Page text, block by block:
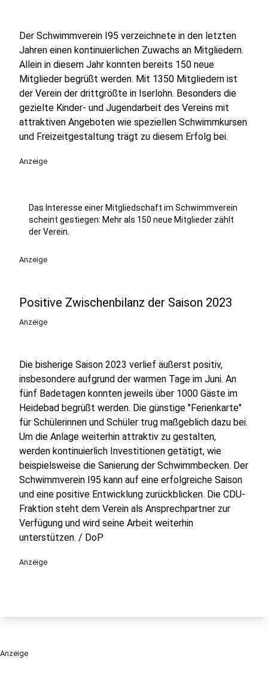
Der Schwimmverein I95 verzeichnete in den letzten
Jahren einen kontinuierlichen Zuwachs an Mitgliedern.
Allein in diesem Jahr konnten bereits 150 neue
Mitglieder begrüßt werden. Mit 1350 Mitgliedern ist
der Verein der drittgrößte in Iserlohn. Besonders die
gezielte Kinder- und Jugendarbeit des Vereins mit
attraktiven Angeboten wie speziellen Schwimmkursen
und Freizeitgestaltung trägt zu diesem Erfolg bei.
Anzeige
Das Interesse einer Mitgliedschaft im Schwimmverein
scheint gestiegen: Mehr als 150 neue Mitglieder zählt
der Verein.
Anzeige
Positive Zwischenbilanz der Saison 2023
Anzeige
Die bisherige Saison 2023 verlief äußerst positiv,
insbesondere aufgrund der warmen Tage im Juni. An
fünf Badetagen konnten jeweils über 1000 Gäste im
Heidebad begrüßt werden. Die günstige "Ferienkarte"
für Schülerinnen und Schüler trug maßgeblich dazu bei.
Um die Anlage weiterhin attraktiv zu gestalten,
werden kontinuierlich Investitionen getätigt, wie
beispielsweise die Sanierung der Schwimmbecken. Der
Schwimmverein I95 kann auf eine erfolgreiche Saison
und eine positive Entwicklung zurückblicken. Die CDU-
Fraktion steht dem Verein als Ansprechpartner zur
Verfügung und wird seine Arbeit weiterhin
unterstützen. / DoP
Anzeige
Anzeige